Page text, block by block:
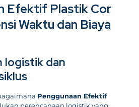
Efektif Plastik Cor
Waktu dan Biaya
logistik dan
Penggunaan Efektif